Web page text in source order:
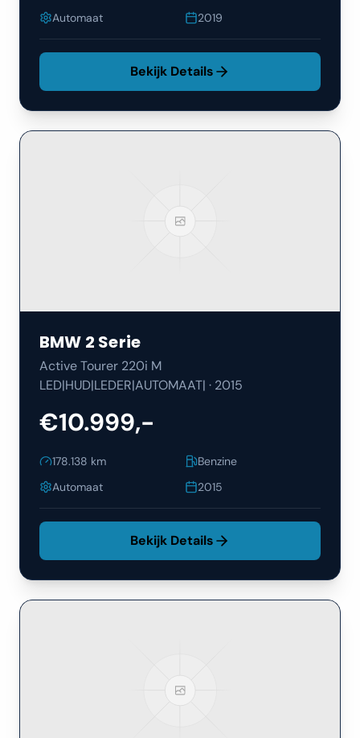
Automaat
2019
Bekijk Details
BMW 2 Serie
Active Tourer 220i M
LED|HUD|LEDER|AUTOMAAT| · 2015
€10.999,-
178.138 km
Benzine
Automaat
2015
Bekijk Details